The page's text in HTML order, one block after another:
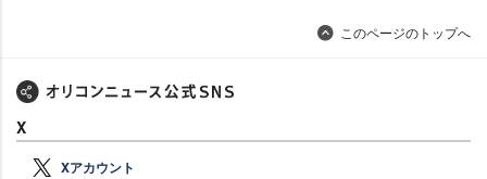
このページのトップへ
X
Xアカウント